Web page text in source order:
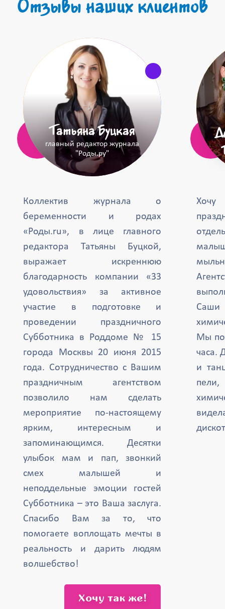
Отзывы наших клиентов
Татьяна Буцкая
главный редактор журнала
"Роды.ру"
Коллектив журнала о
беременности и родах
«Роды.ru», в лице главного
редактора Татьяны Буцкой,
выражает искреннюю
благодарность компании «33
удовольствия» за активное
участие в подготовке и
проведении праздничного
Субботника в Роддоме № 15
города Москвы 20 июня 2015
года. Сотрудничество с Вашим
праздничным агентством
позволило нам сделать
мероприятие по-настоящему
ярким, интересным и
запоминающимся. Десятки
улыбок мам и пап, звонкий
смех малышей и
неподдельные эмоции гостей
Субботника – это Ваша заслуга.
Спасибо Вам за то, что
помогаете воплощать мечты в
реальность и дарить людям
волшебство!
Саши
Мы
часа.
и
Хочу так же!